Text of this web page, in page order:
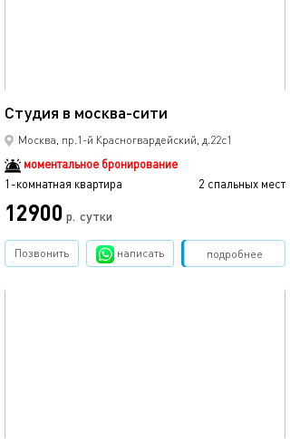
Студия в москва-сити
Москва, пр.1-й Красногвардейский, д.22с1
моментальное бронирование
1-комнатная квартира
2 спальных мест
12900 р. сутки
подробнее
Позвонить написать Забронировать